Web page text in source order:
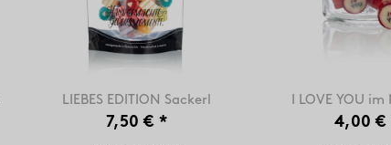
LIEBES EDITION Sackerl
7,50 € *
I LOVE YOU
4,00 €